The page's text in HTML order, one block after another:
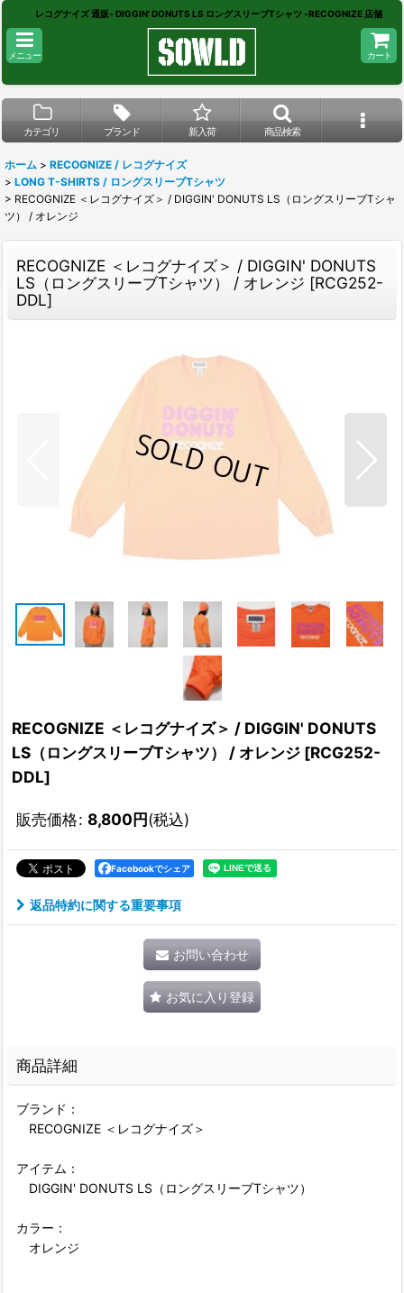
レコグナイズ 通販- DIGGIN' DONUTS LS ロングスリーブTシャツ -RECOGNIZE 店舗
メニュー カート
カテゴリ ブランド 新入荷 商品検索
ホーム > RECOGNIZE / レコグナイズ
> LONG T-SHIRTS / ロングスリーブTシャツ
> RECOGNIZE ＜レコグナイズ＞ / DIGGIN' DONUTS LS（ロングスリーブTシャ
ツ） / オレンジ
RECOGNIZE ＜レコグナイズ＞ / DIGGIN' DONUTS
LS（ロングスリーブTシャツ） / オレンジ [RCG252-
DDL]
RECOGNIZE ＜レコグナイズ＞ / DIGGIN' DONUTS
LS（ロングスリーブTシャツ） / オレンジ [RCG252-
DDL]
販売価格: 8,800円(税込)
Facebookでシェア
返品特約に関する重要事項
お問い合わせ
お気に入り登録
商品詳細
ブランド：
RECOGNIZE ＜レコグナイズ＞
アイテム：
DIGGIN' DONUTS LS（ロングスリーブTシャツ）
カラー：
オレンジ